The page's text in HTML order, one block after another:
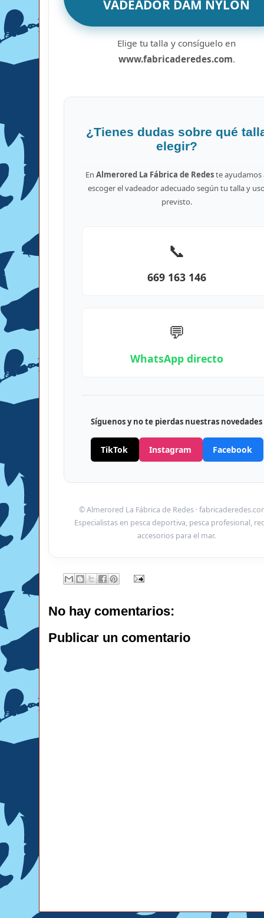
VADEADOR DAM NYLON
Elige tu talla y consíguelo en
www.fabricaderedes.com.
¿Tienes dudas sobre qué
elegir?
EnAlmerored La Fábrica de Redeste ayudamos
escoger el vadeador adecuado según tu talla y
previsto.
📞
669 163 146
💬
WhatsApp directo
Síguenos y no te pierdas nuestras novedades
TikTok Instagram Facebook
© Almerored La Fábrica de Redes ·
Especialistas en pesca deportiva, pesca profesional,
accesorios para el mar.
No hay comentarios:
Publicar un comentario